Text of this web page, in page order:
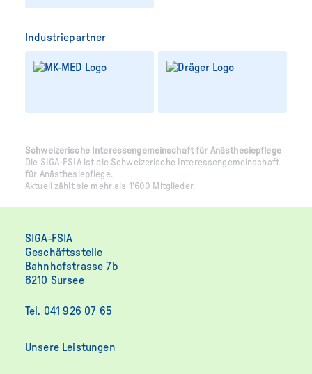
Industriepartner
Schweizerische Interessengemeinschaft für Anästhesiepflege
Die SIGA-FSIA ist die Schweizerische Interessengemeinschaft
für Anästhesiepflege.
Aktuell zählt sie mehr als 1'600 Mitglieder.
SIGA-FSIA
Geschäftsstelle
Bahnhofstrasse 7b
6210 Sursee
Tel. 041 926 07 65
Unsere Leistungen